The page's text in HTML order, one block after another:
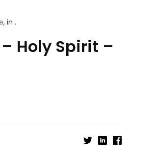
, in .
– Holy Spirit –